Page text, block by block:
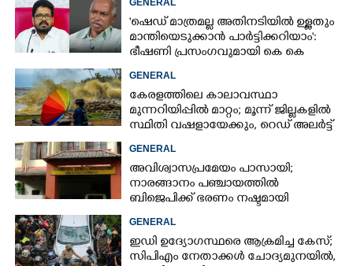
നെടുമ്പാശേരിയിൽ മലയാളി
അറസ്റ്റിൽ
'ഷെഡ് മാത്രമല്ല അതിനടിയിൽ ഉള്ളതും
മാന്തിയെടുക്കാൻ പാർട്ടിക്കറിയാം':
ഭീഷണി പ്രസംഗവുമായി കെ കെ
GENERAL
കേരളത്തിലെ കാലാവസ്ഥാ
മുന്നറിയിപ്പിൽ മാറ്റം; മൂന്ന് ജില്ലകളിൽ
സ്ഥിതി വഷളായേക്കും, റെഡ് അലർട്ട്
GENERAL
അവിശ്വാസപ്രമേയം പാസായി;
നാരങ്ങാനം പഞ്ചായത്തിൽ
ബിജെപിക്ക് ഭരണം നഷ്ടമായി
GENERAL
ഇഡി ഉദ്യോഗസ്ഥരെ ആക്രമിച്ച കേസ്;
സിപിഎം നേതാക്കൾ ചോദ്യമുനയിൽ,